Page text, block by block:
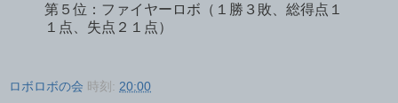
第５位：ファイヤーロボ（１勝３敗、総得点１
１点、失点２１点）
ロボロボの会 時刻: 20:00